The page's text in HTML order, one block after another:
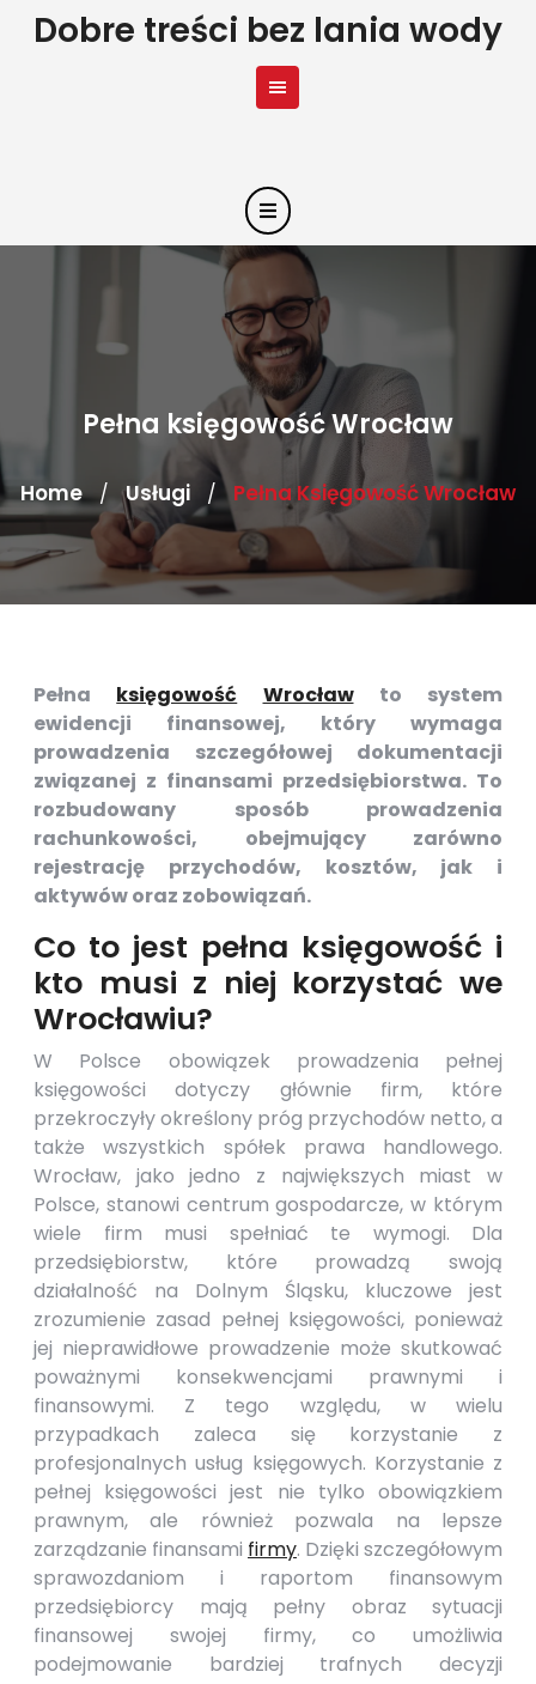
SkipDobre treści bez lania wody
Pełna księgowość Wrocław
Home / Usługi / Pełna Księgowość Wrocław
Pełna księgowość Wrocławto system
ewidencji finansowej, który wymaga
prowadzenia szczegółowej dokumentacji
związanej z finansami przedsiębiorstwa. To
rozbudowany sposób prowadzenia
rachunkowości, obejmujący zarówno
rejestrację przychodów, kosztów, jak i
aktywów oraz zobowiązań.
Co to jest pełna księgowość i
kto musi z niej korzystać we
Wrocławiu?
W Polsce obowiązek prowadzenia pełnej
księgowości dotyczy głównie firm, które
przekroczyły określony próg przychodów netto, a
także wszystkich spółek prawa handlowego.
Wrocław, jako jedno z największych miast w
Polsce, stanowi centrum gospodarcze, w którym
wiele firm musi spełniać te wymogi. Dla
przedsiębiorstw, które prowadzą swoją
działalność na Dolnym Śląsku, kluczowe jest
zrozumienie zasad pełnej księgowości, ponieważ
jej nieprawidłowe prowadzenie może skutkować
poważnymi konsekwencjami prawnymi i
finansowymi. Z tego względu, w wielu
przypadkach zaleca się korzystanie z
profesjonalnych usług księgowych. Korzystanie z
pełnej księgowości jest nie tylko obowiązkiem
prawnym, ale również pozwala na lepsze
zarządzanie finansami firmy. Dzięki szczegółowym
sprawozdaniom i raportom finansowym
przedsiębiorcy mają pełny obraz sytuacji
finansowej swojej firmy, co umożliwia
podejmowanie bardziej trafnych decyzji